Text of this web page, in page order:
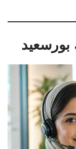
بورسعيد